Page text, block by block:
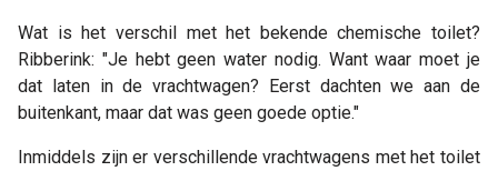
Wat is het verschil met het bekende chemische toilet?
Ribberink: "Je hebt geen water nodig. Want waar moet je
dat laten in de vrachtwagen? Eerst dachten we aan de
buitenkant, maar dat was geen goede optie."
Inmiddels zijn er verschillende vrachtwagens met het toilet